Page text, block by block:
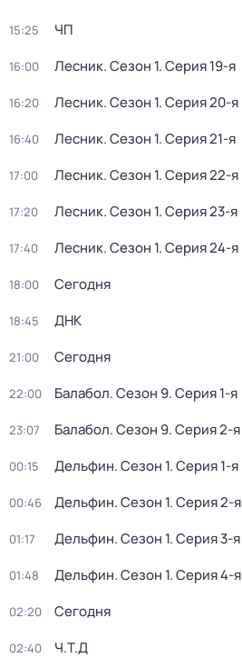
15:25 ЧП
16:00 Лесник. Сезон 1. Серия 19-я
16:20 Лесник. Сезон 1. Серия 20-я
16:40 Лесник. Сезон 1. Серия 21-я
17:00 Лесник. Сезон 1. Серия 22-я
17:20 Лесник. Сезон 1. Серия 23-я
17:40 Лесник. Сезон 1. Серия 24-я
18:00 Сегодня
18:45 ДНК
21:00 Сегодня
22:00 Балабол. Сезон 9. Серия 1-я
23:07 Балабол. Сезон 9. Серия 2-я
00:15 Дельфин. Сезон 1. Серия 1-я
00:46 Дельфин. Сезон 1. Серия 2-я
01:17 Дельфин. Сезон 1. Серия 3-я
01:48 Дельфин. Сезон 1. Серия 4-я
02:20 Сегодня
02:40 Ч.T.Д